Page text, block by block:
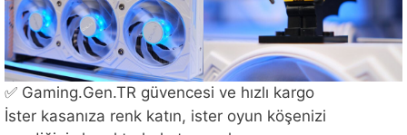
✅ Gaming.Gen.TR güvencesi ve hızlı kargo
İster kasanıza renk katın, ister oyun köşenizi